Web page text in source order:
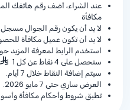
عند الشراء، أضف رقم هاتفك
مكافأة
لا بد أن يكون رقم الجوال مسجل
لا بد أن تكون عميل مكافأة
استخدم الرابط لمعرفة المزيد
ستحصل على 4 نقاط عن كل 1
سيتم إضافة النقاط خلال 7 أيام.
العرض ساري حتى 7 مايو 2026.
تطبق شروط وأحكام مكافأة